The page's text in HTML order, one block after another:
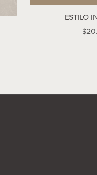
ESTILO